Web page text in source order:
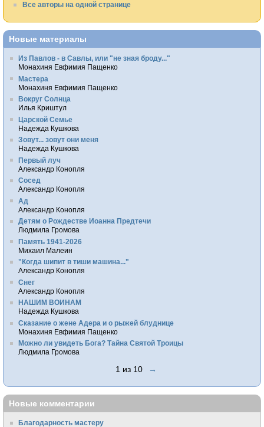
Все авторы на одной странице
Новые материалы
Из Павлов - в Савлы, или "не зная броду..."
Монахиня Евфимия Пащенко
Мастера
Монахиня Евфимия Пащенко
Вокруг Солнца
Илья Криштул
Царской Семье
Надежда Кушкова
Зовут... зовут они меня
Надежда Кушкова
Первый луч
Александр Конопля
Сосед
Александр Конопля
Ад
Александр Конопля
Детям о Рождестве Иоанна Предтечи
Людмила Громова
Память 1941-2026
Михаил Малеин
"Когда шипит в тиши машина..."
Александр Конопля
Снег
Александр Конопля
НАШИМ ВОИНАМ
Надежда Кушкова
Сказание о жене Адера и о рыжей блуднице
Монахиня Евфимия Пащенко
Можно ли увидеть Бога? Тайна Святой Троицы
Людмила Громова
1 из 10 →
Новые комментарии
Благодарность мастеру